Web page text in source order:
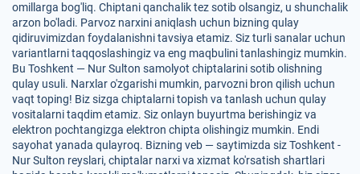
omillarga bog'liq. Chiptani qanchalik tez sotib olsangiz, u shunchalik
arzon bo'ladi. Parvoz narxini aniqlash uchun bizning qulay
qidiruvimizdan foydalanishni tavsiya etamiz. Siz turli sanalar uchun
variantlarni taqqoslashingiz va eng maqbulini tanlashingiz mumkin.
Bu Toshkent — Nur Sulton samolyot chiptalarini sotib olishning
qulay usuli. Narxlar o'zgarishi mumkin, parvozni bron qilish uchun
vaqt toping! Biz sizga chiptalarni topish va tanlash uchun qulay
vositalarni taqdim etamiz. Siz onlayn buyurtma berishingiz va
elektron pochtangizga elektron chipta olishingiz mumkin. Endi
sayohat yanada qulayroq. Bizning veb — saytimizda siz Toshkent -
Nur Sulton reyslari, chiptalar narxi va xizmat ko'rsatish shartlari